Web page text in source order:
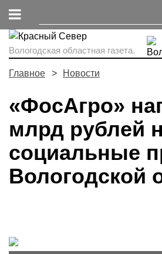
Вологодская областная газета.
Главное Новости
«ФосАгро»
млрд рублей
социальные
Вологодской